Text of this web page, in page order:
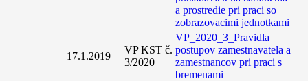
a prostredie pri praci so
zobrazovacimi jednotkami
17.1.2019
VP KST č.
3/2020
VP_2020_3_Pravidla
postupov zamestnavatela a
zamestnancov pri praci s
bremenami